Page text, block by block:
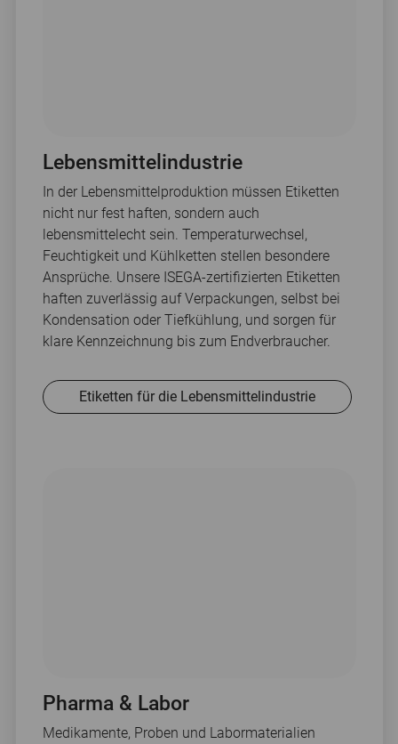
Lebensmittelindustrie
In der Lebensmittelproduktion müssen Etiketten
nicht nur fest haften, sondern auch
lebensmittelecht sein. Temperaturwechsel,
Feuchtigkeit und Kühlketten stellen besondere
Ansprüche. Unsere ISEGA-zertifizierten Etiketten
haften zuverlässig auf Verpackungen, selbst bei
Kondensation oder Tiefkühlung, und sorgen für
klare Kennzeichnung bis zum Endverbraucher.
Etiketten für die Lebensmittelindustrie
Pharma & Labor
Medikamente, Proben und Labormaterialien